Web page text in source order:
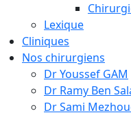
Lexique
Cliniques
Nos chirurgiens
Dr Youssef GAM
Dr Ramy Ben
Dr Sami